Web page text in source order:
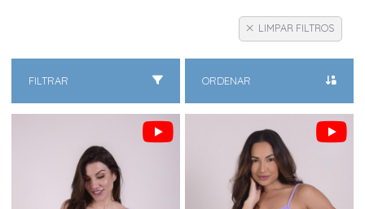
LIMPAR FILTROS
FILTRAR ORDENAR